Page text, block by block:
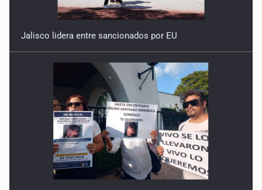
Jalisco lidera entre sancionados por EU